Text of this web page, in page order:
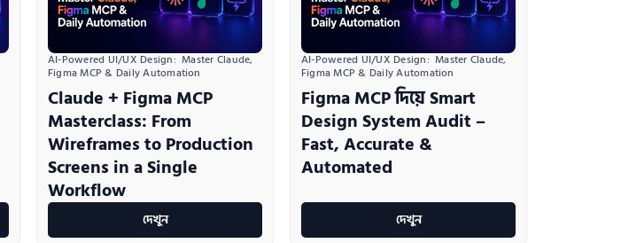
AI-Powered UI/UX Design:  Master Claude,
Figma MCP & Daily Automation
Claude + Figma MCP
Masterclass: From
Wireframes to Production
Screens in a Single
Workflow
দেখুন
AI-Powered UI/UX Design:  Master Claude,
Figma MCP & Daily Automation
Figma MCP দিয়ে Smart
Design System Audit –
Fast, Accurate &
Automated
দেখুন